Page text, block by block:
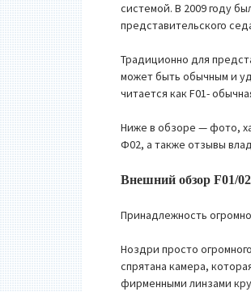
системой. В 2009 году
представительского
Традиционно для
может быть обычным и
читается как F01-
Ниже в обзоре — фото,
Ф02, а также отзывы
Внешний обзор F01/02
Принадлежность
Ноздри просто
спрятана камера,
фирменными линзами